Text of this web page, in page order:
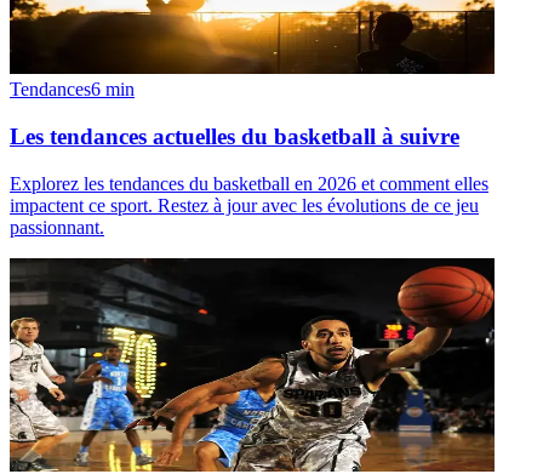
Tendances6 min
Les tendances actuelles du basketball à suivre
Explorez les tendances du basketball en 2026 et comment elles
impactent ce sport. Restez à jour avec les évolutions de ce jeu
passionnant.